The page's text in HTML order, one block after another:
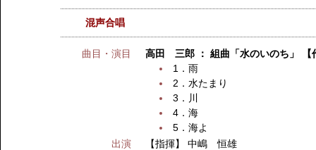
混声合唱
曲目・演目
高田 三郎 ： 組曲「水のいのち」
1．雨
2．水たまり
3．川
4．海
5．海よ
出演
【指揮】中嶋 恒雄